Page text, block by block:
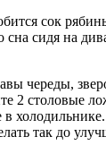
сок
сна сидя на
череды,
столовые
так до